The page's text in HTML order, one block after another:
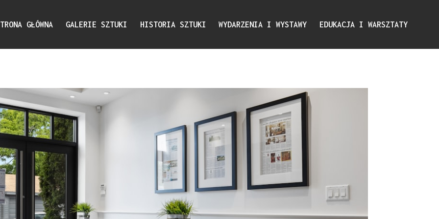
GŁÓWNA GALERIE SZTUKI HISTORIA SZTUKI WYDARZENIA I WYSTAWY EDUKACJA I WARSZTATY